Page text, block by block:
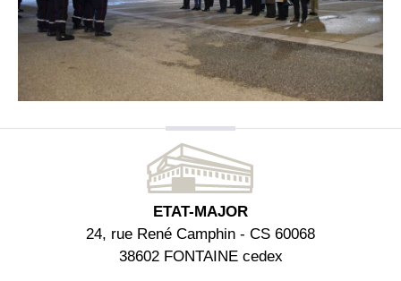
ETAT-MAJOR
24, rue René Camphin - CS 60068
38602 FONTAINE cedex